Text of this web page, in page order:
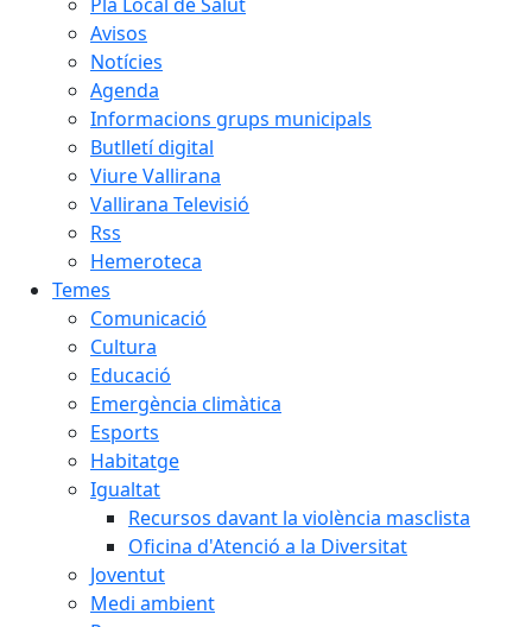
Avisos
Notícies
Agenda
Informacions grups municipals
Butlletí digital
Viure Vallirana
Vallirana Televisió
Rss
Hemeroteca
Temes
Comunicació
Cultura
Educació
Emergència climàtica
Esports
Habitatge
Igualtat
Recursos davant la violència masclista
Oficina d'Atenció a la Diversitat
Joventut
Medi ambient